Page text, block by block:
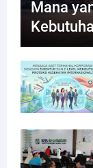
Mana